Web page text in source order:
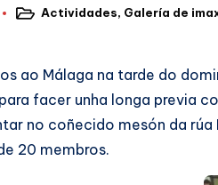
PostedActividades, Galería de
ao Málaga na tarde do
facer unha longa previa
no coñecido mesón da rúa
20 membros.